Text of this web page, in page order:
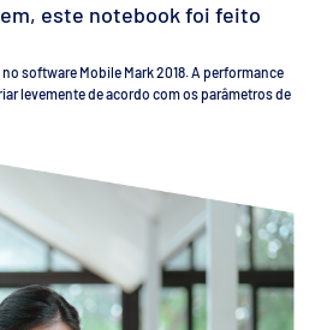
este notebook foi feito
software Mobile Mark 2018.A performance
levemente de acordo com os parâmetros de